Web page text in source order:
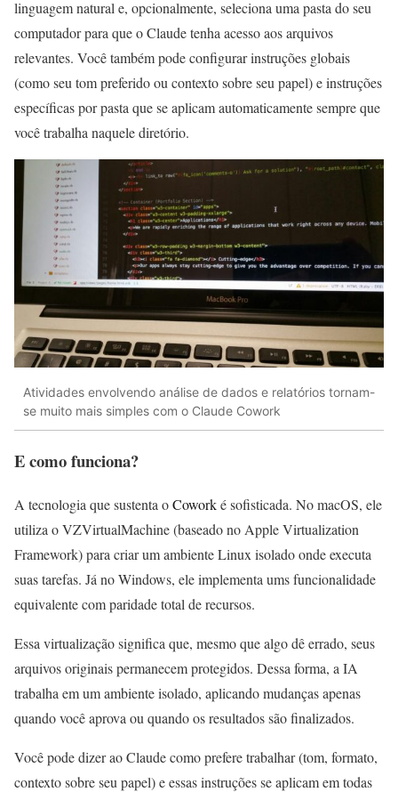
linguagem natural e, opcionalmente, seleciona uma pasta do seu
computador para que o Claude tenha acesso aos arquivos
relevantes. Você também pode configurar instruções globais
(como seu tom preferido ou contexto sobre seu papel) e instruções
específicas por pasta que se aplicam automaticamente sempre que
você trabalha naquele diretório.
Atividades envolvendo análise de dados e relatórios tornam-
se muito mais simples com o Claude Cowork
E como funciona?
A tecnologia que sustenta oCoworké sofisticada. No macOS, ele
utiliza o VZVirtualMachine (baseado no Apple Virtualization
Framework) para criar um ambiente Linux isolado onde executa
suas tarefas. Já no Windows, ele implementa ums funcionalidade
equivalente com paridade total de recursos.
Essa virtualização significa que, mesmo que algo dê errado, seus
arquivos originais permanecem protegidos. Dessa forma, a IA
trabalha em um ambiente isolado, aplicando mudanças apenas
quando você aprova ou quando os resultados são finalizados.
Você pode dizer ao Claude como prefere trabalhar (tom, formato,
contexto sobre seu papel) e essas instruções se aplicam em todas